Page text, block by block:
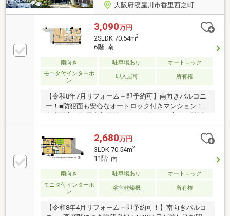
大阪府寝屋川市香里西之町
3,090万円
2SLDK 70.54m2
6階 南
南向き 駐車場あり
オートロック
モニタ付インターホ
ン
即入居可 所有権
【令和8年7月リフォーム＋即予約可】南向きバルコニ
ー！■防犯面も安心なオートロック付きマンション！■
上！明るい日差しが差し込みます！
2,680万円
3LDK 70.54m2
11階 南
南向き 駐車場あり
オートロック
モニタ付インターホ
ン
浴室乾燥機 所有権
【令和8年4月リフォーム＋即予約可！】南向きバルコ